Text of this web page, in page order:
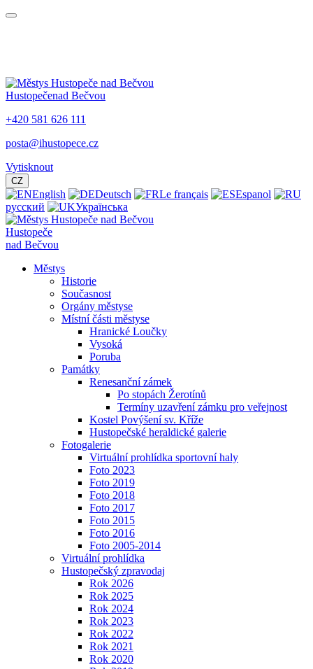
Hustopečenad Bečvou
+420 581 626 111
posta@ihustopece.cz
Vytisknout
CZ
English Deutsch Le français
Espanol
русский
Українська
Hustopeče
nad Bečvou
Městys
Historie
Současnost
Orgány městyse
Místní části městyse
Hranické Loučky
Vysoká
Poruba
Památky
Renesanční zámek
Po stopách Žerotínů
Termíny uzavření zámku pro veřejnost
Kostel Povýšení sv. Kříže
Hustopečské heraldické galerie
Fotogalerie
Virtuální prohlídka sportovní haly
Foto 2023
Foto 2019
Foto 2018
Foto 2017
Foto 2015
Foto 2016
Foto 2005-2014
Virtuální prohlídka
Hustopečský zpravodaj
Rok 2026
Rok 2025
Rok 2024
Rok 2023
Rok 2022
Rok 2021
Rok 2020